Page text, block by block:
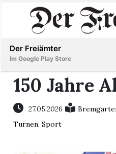
Immobilien
Veranstaltungen
Inserieren
150 Jahre
27.05.2026
Turnen,Sport
Der Freiämter
Im Google Play Store